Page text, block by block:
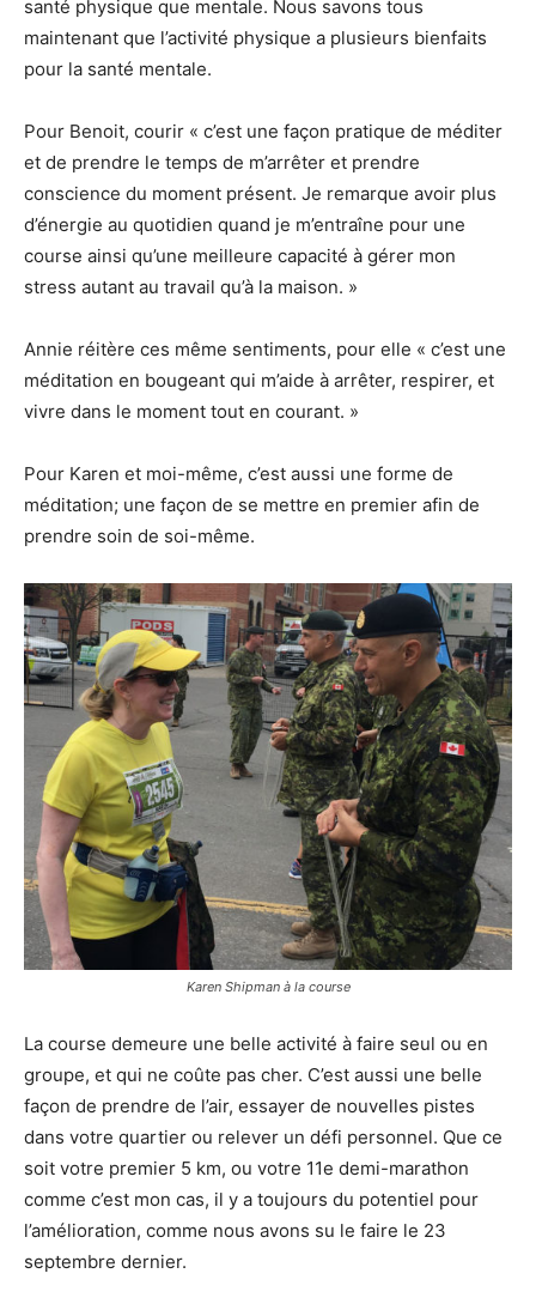
santé physique que mentale. Nous savons tous
maintenant que l’activité physique a plusieurs bienfaits
pour la santé mentale.
Pour Benoit, courir « c’est une façon pratique de méditer
et de prendre le temps de m’arrêter et prendre
conscience du moment présent. Je remarque avoir plus
d’énergie au quotidien quand je m’entraîne pour une
course ainsi qu’une meilleure capacité à gérer mon
stress autant au travail qu’à la maison. »
Annie réitère ces même sentiments, pour elle « c’est une
méditation en bougeant qui m’aide à arrêter, respirer, et
vivre dans le moment tout en courant. »
Pour Karen et moi-même, c’est aussi une forme de
méditation; une façon de se mettre en premier afin de
prendre soin de soi-même.
Karen Shipman à la course
La course demeure une belle activité à faire seul ou en
groupe, et qui ne coûte pas cher. C’est aussi une belle
façon de prendre de l’air, essayer de nouvelles pistes
dans votre quartier ou relever un défi personnel. Que ce
soit votre premier 5 km, ou votre 11e demi-marathon
comme c’est mon cas, il y a toujours du potentiel pour
l’amélioration, comme nous avons su le faire le 23
septembre dernier.